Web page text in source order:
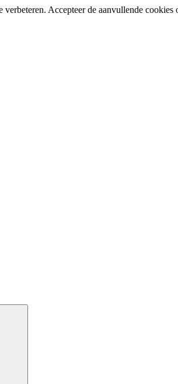
Accepteer de aanvullende